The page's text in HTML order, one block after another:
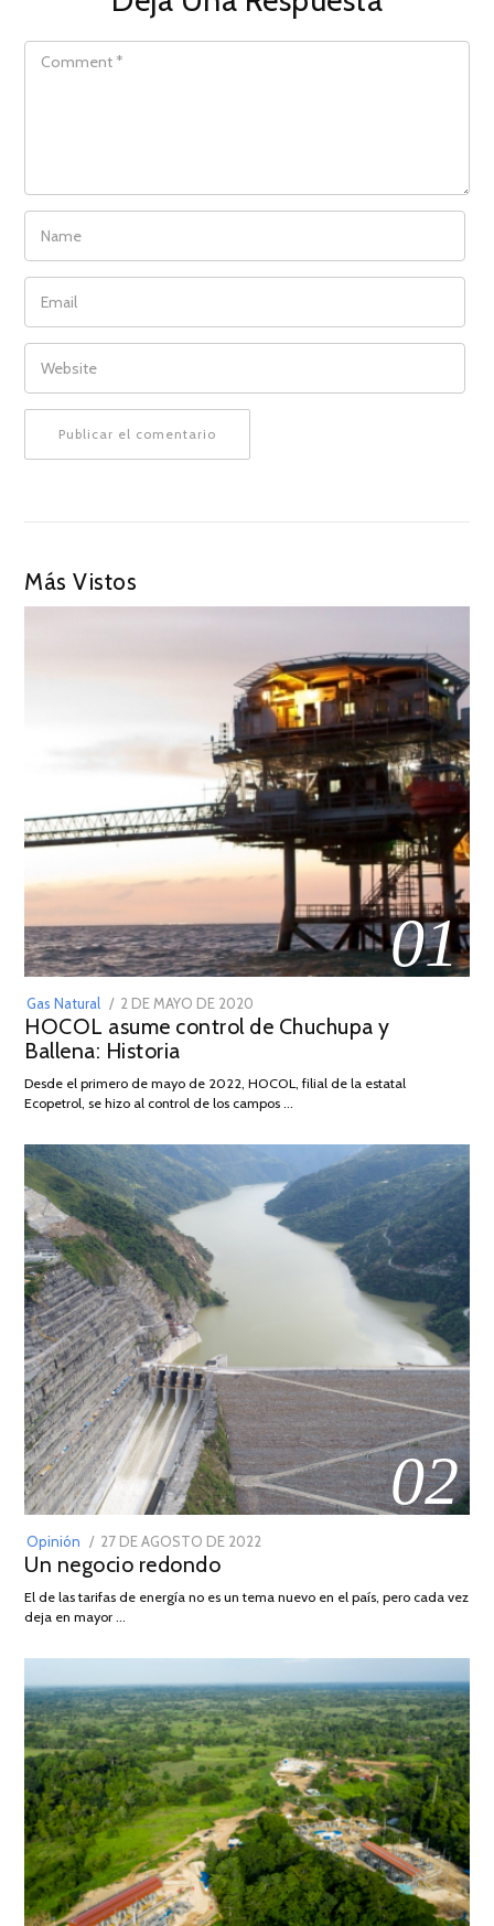
COMMENT
NAME
EMAIL
WEBSITE
Más Vistos
01
Gas Natural
POSTED
ON
2 DE MAYO DE 2020
DE
2026
HOCOL asume control de Chuchupa y
Ballena: Historia
Desde el primero de mayo de 2022, HOCOL, filial de la estatal
Ecopetrol, se hizo al control de los campos …
02
Opinión
POSTED
ON
27 DE AGOSTO DE 2022
DE
Un negocio redondo
El de las tarifas de energía no es un tema nuevo en el país, pero cada vez
deja en mayor …